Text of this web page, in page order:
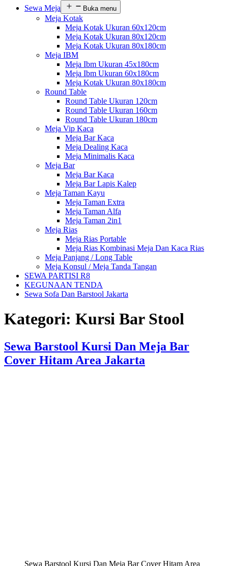
Sewa Meja
Buka menu
Meja Kotak
Meja Kotak Ukuran 60x120cm
Meja Kotak Ukuran 80x120cm
Meja Kotak Ukuran 80x180cm
Meja IBM
Meja Ibm Ukuran 45x180cm
Meja Ibm Ukuran 60x180cm
Meja Kotak Ukuran 80x180cm
Round Table
Round Table Ukuran 120cm
Round Table Ukuran 160cm
Round Table Ukuran 180cm
Meja Vip Kaca
Meja Bar Kaca
Meja Dealing Kaca
Meja Minimalis Kaca
Meja Bar
Meja Bar Kaca
Meja Bar Lapis Kalep
Meja Taman Kayu
Meja Taman Extra
Meja Taman Alfa
Meja Taman 2in1
Meja Rias
Meja Rias Portable
Meja Rias Kombinasi Meja Dan Kaca Rias
Meja Panjang / Long Table
Meja Konsul / Meja Tanda Tangan
SEWA PARTISI R8
KEGUNAAN TENDA
Sewa Sofa Dan Barstool Jakarta
Kategori: Kursi Bar Stool
Sewa Barstool Kursi Dan Meja Bar
Cover Hitam Area Jakarta
Sewa Barstool Kursi Dan Meja Bar Cover Hitam Area